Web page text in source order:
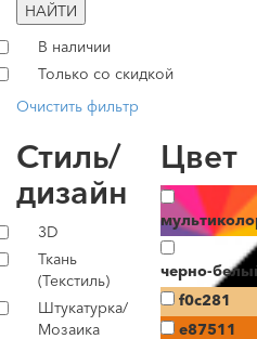
НАЙТИ
В наличии
Только со скидкой
Очистить фильтр
Стиль/
дизайн
3D
Ткань
(Текстиль)
Штукатурка/
Мозаика
Цвет
черно-
f0c281
e87511